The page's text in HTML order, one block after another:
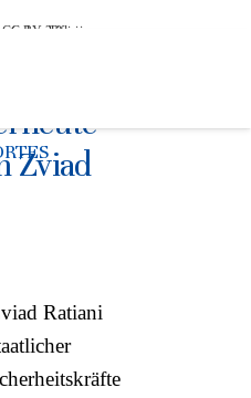
Zviad
Ratiani